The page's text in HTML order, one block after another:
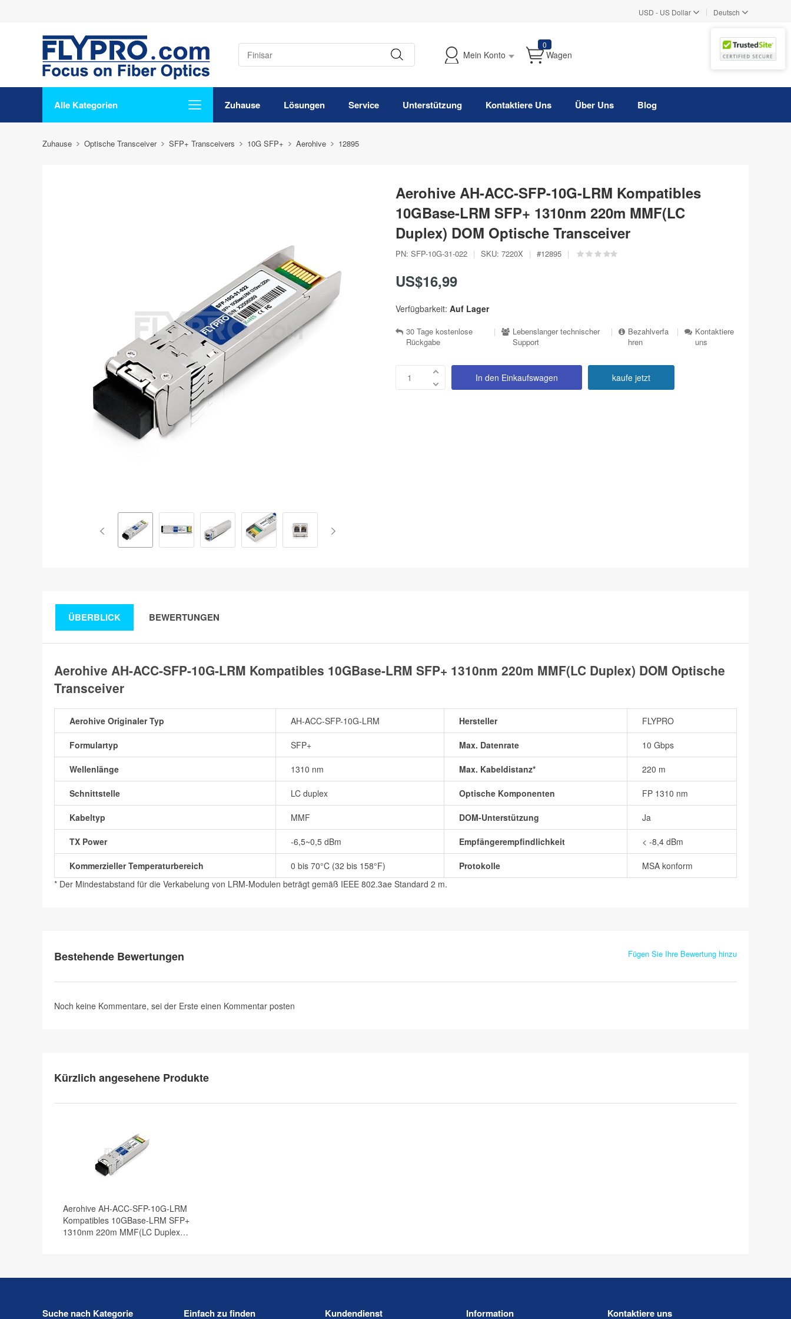
USD - US Dollar | Deutsch
Mein Konto
0
Wagen
Alle Kategorien Zuhause Lösungen Service Unterstützung Kontaktiere Uns Über Uns Blog
Zuhause Optische Transceiver SFP+ Transceivers 10G SFP+ Aerohive 12895
Aerohive AH-ACC-SFP-10G-LRM Kompatibles
10GBase-LRM SFP+ 1310nm 220m MMF(LC
Duplex) DOM Optische Transceiver
PN: SFP-10G-31-022 | SKU: 7220X | #12895 |
US$16,99
Verfügbarkeit: Auf Lager
30 Tage kostenlose
Rückgabe
|
Lebenslanger technischer
Support
|
Bezahlverfa
hren
|
Kontaktiere
uns
In den Einkaufswagen kaufe jetzt
ÜBERBLICK BEWERTUNGEN
Aerohive AH-ACC-SFP-10G-LRM Kompatibles 10GBase-LRM SFP+ 1310nm 220m MMF(LC Duplex) DOM Optische
Transceiver
Aerohive Originaler Typ AH-ACC-SFP-10G-LRM Hersteller FLYPRO
Formulartyp SFP+ Max. Datenrate 10 Gbps
Wellenlänge 1310 nm Max. Kabeldistanz* 220 m
Schnittstelle LC duplex Optische Komponenten FP 1310 nm
Kabeltyp MMF DOM-Unterstützung Ja
TX Power -6,5~0,5 dBm Empfängerempfindlichkeit < -8,4 dBm
Kommerzieller Temperaturbereich 0 bis 70°C (32 bis 158°F) Protokolle
MSA konform
* Der Mindestabstand für die Verkabelung von LRM-Modulen beträgt gemäß IEEE 802.3ae Standard 2 m.
Bestehende Bewertungen Fügen Sie Ihre Bewertung hinzu
Noch keine Kommentare, sei der Erste einen Kommentar posten
Kürzlich angesehene Produkte
Aerohive AH-ACC-SFP-10G-LRM
Kompatibles 10GBase-LRM SFP+
1310nm 220m MMF(LC Duplex)
Suche nach Kategorie Einfach zu finden Kundendienst Information Kontaktiere uns